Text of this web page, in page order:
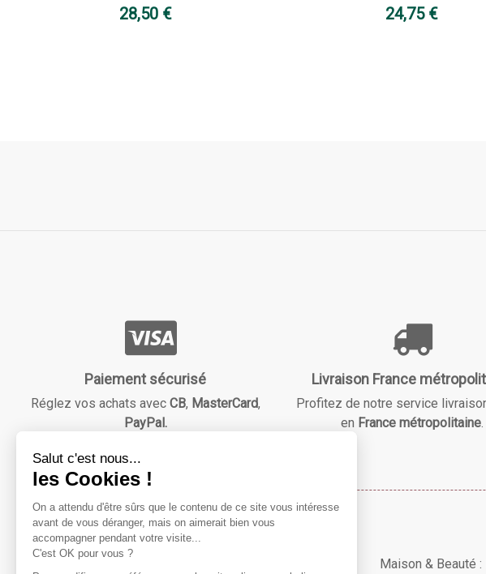
28,50 € 24,75 €
Paiement sécurisé
Réglez vos achats avec CB, MasterCard,
PayPal.
Livraison France
Profitez de notre service
en France métropolitaine.
Maison & Beauté
Notre mission ?
Maison & Beauté